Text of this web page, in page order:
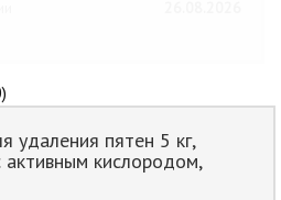
удаления пятен 5 кг,
активным кислородом,